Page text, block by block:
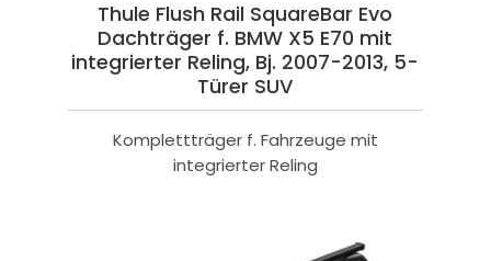
Thule Flush Rail SquareBar Evo
Dachträger f. BMW X5 E70 mit
integrierter Reling, Bj. 2007-2013, 5-
Türer SUV
Komplettträger f. Fahrzeuge mit
integrierter Reling